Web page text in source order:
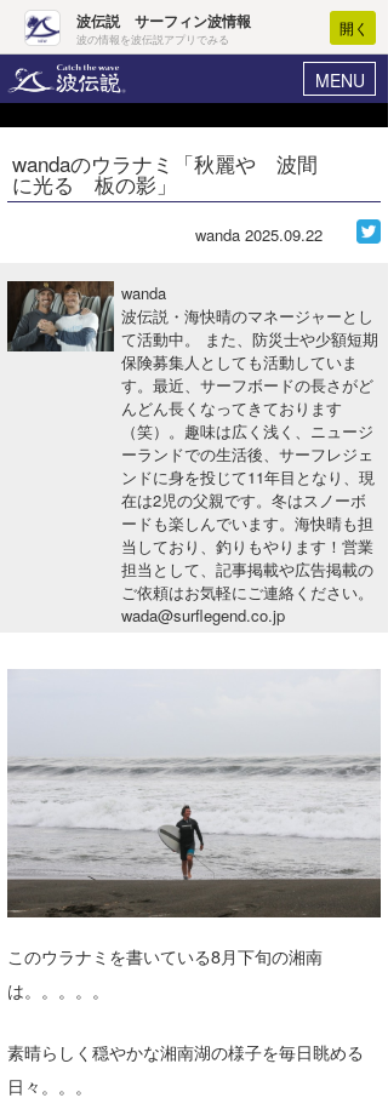
波伝説 サーフィン波情報
波の情報を波伝説アプリでみる
開く
MENU
ヘルプ マイホーム
ログイン
波情報･概況
WAVE HUNTER波予想ツール
サーフィンエリアガイド
会員メニュー
今月のプレゼント
wandaのウラナミ「秋麗や 波間
に光る 板の影」
wanda 2025.09.22
wanda
波伝説・海快晴のマネージャーとし
て活動中。 また、防災士や少額短期
保険募集人としても活動していま
す。最近、サーフボードの長さがど
んどん長くなってきております
（笑）。趣味は広く浅く、ニュージ
ーランドでの生活後、サーフレジェ
ンドに身を投じて11年目となり、現
在は2児の父親です。冬はスノーボ
ードも楽しんでいます。海快晴も担
当しており、釣りもやります！営業
担当として、記事掲載や広告掲載の
ご依頼はお気軽にご連絡ください。
wada@surflegend.co.jp
このウラナミを書いている8月下旬の湘南
は。。。。。
素晴らしく穏やかな湘南湖の様子を毎日眺める
日々。。。
Core Surf Japan
アート＆エンタメ
ショップ情報
ショップ情報
大阪
四国
沖縄
サーファーズ
ライター/寄稿メディア